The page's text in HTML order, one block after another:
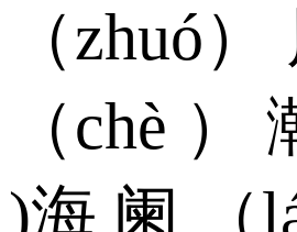
（zhuó
（chè ）
)海 阑 （